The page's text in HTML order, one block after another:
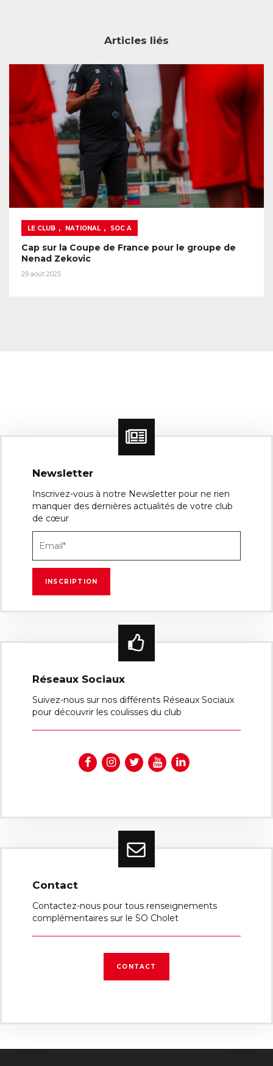
Articles liés
LE CLUB , NATIONAL , SOC A
Cap sur la Coupe de France pour le groupe de
Nenad Zekovic
29 août 2025
Newsletter
Inscrivez-vous à notre Newsletter pour ne rien
manquer des dernières actualités de votre club
de cœur
Réseaux Sociaux
Suivez-nous sur nos différents Réseaux Sociaux
pour découvrir les coulisses du club
Contact
Contactez-nous pour tous renseignements
complémentaires sur le SO Cholet
CONTACT